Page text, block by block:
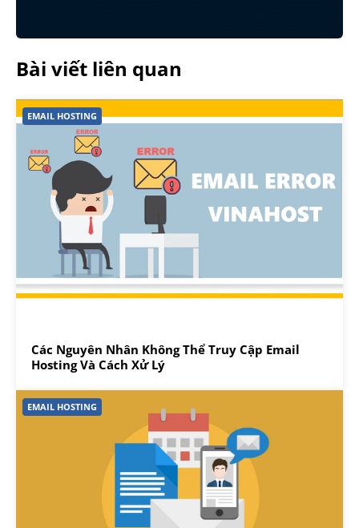
Bài viết liên quan
EMAIL HOSTING
Các Nguyên Nhân Không Thể Truy Cập Email
Hosting Và Cách Xử Lý
EMAIL HOSTING